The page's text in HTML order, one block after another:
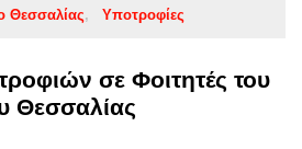
Θεσσαλίας Υποτροφίες
σε Φοιτητές του
Θεσσαλίας